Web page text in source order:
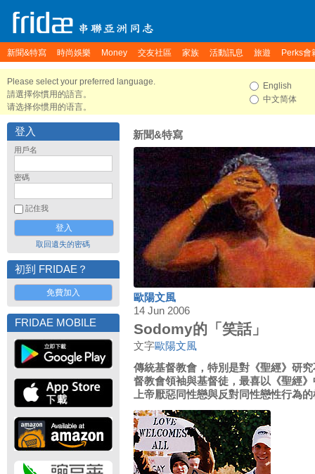
新聞&特寫 時尚娛樂 Money 交友社區 家族 活動訊息 旅遊 Perks會
Please select your preferred language.
請選擇你慣用的語言。
请选择你惯用的语言。
English
中文简体
登入
用戶名
密碼
記住我
取回遺失的密碼
初到 FRIDAE？
免費加入
FRIDAE MOBILE
新聞&特寫
歐陽文風
14 Jun 2006
Sodomy的「笑話」
文字歐陽文風
傳統基督教會，特別是對《聖經》研
督教會領袖與基督徒，最喜以《聖經
上帝厭惡同性戀與反對同性戀性行為